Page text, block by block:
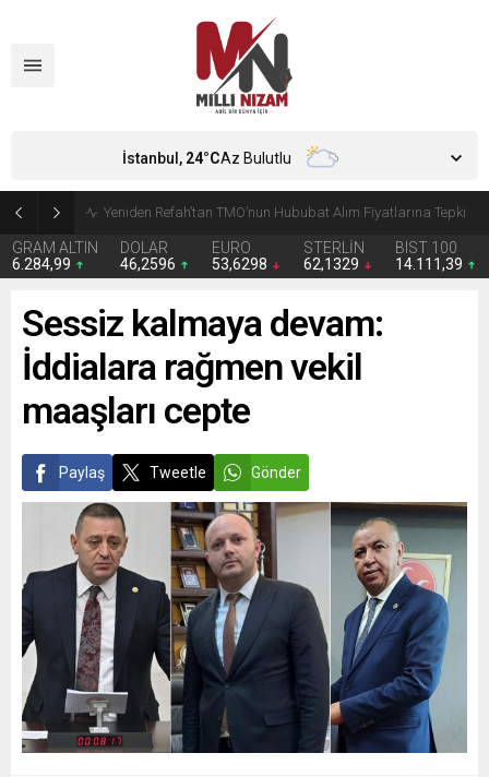
CHP’de Günaydın ve Başarır’ın grup başkanvekilliği düştü
GRAM ALTIN
6.284,99
DOLAR
46,2596
EURO
53,6298
STERLİN
62,1329
BIST 100
14.111,39
İstanbul, 24°CAz Bulutlu
Sessiz kalmaya devam:
İddialara rağmen vekil
maaşları cepte
Paylaş Tweetle Gönder